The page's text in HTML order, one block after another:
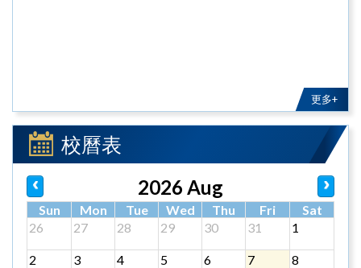
更多+
校曆表
2026 Aug
Sun Mon Tue Wed Thu Fri
Sat
26
27 28 29 30 31 1
2 3 4 5 6 7 8